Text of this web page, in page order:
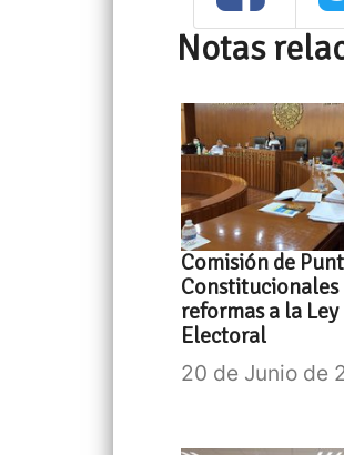
Notas
Comisión de
Constitucionales
reformas a la
Electoral
20 de Junio de